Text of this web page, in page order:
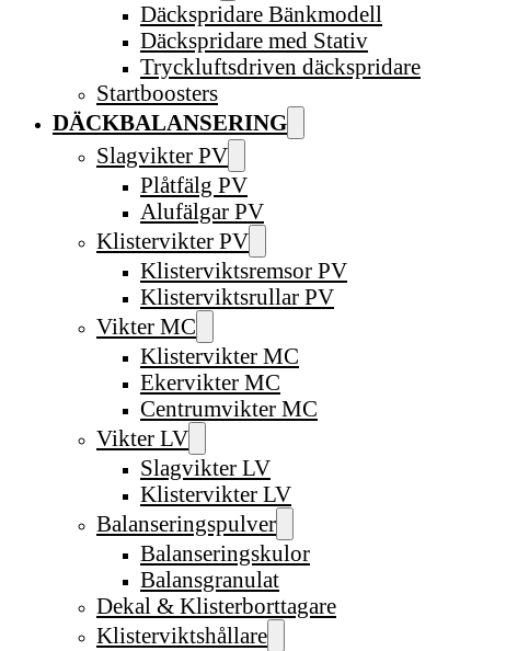
Däckspridare Bänkmodell
Däckspridare med Stativ
Tryckluftsdriven däckspridare
Startboosters
DÄCKBALANSERING
Slagvikter PV
Plåtfälg PV
Alufälgar PV
Klistervikter PV
Klisterviktsremsor PV
Klisterviktsrullar PV
Vikter MC
Klistervikter MC
Ekervikter MC
Centrumvikter MC
Vikter LV
Slagvikter LV
Klistervikter LV
Balanseringspulver
Balanseringskulor
Balansgranulat
Dekal & Klisterborttagare
Klisterviktshållare